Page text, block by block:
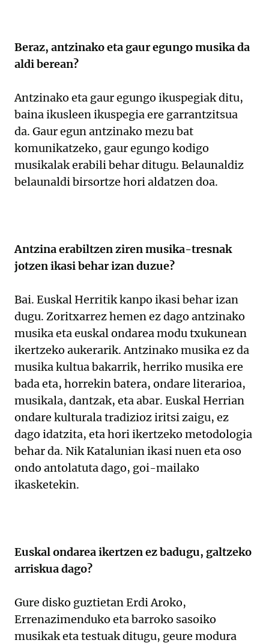
Beraz, antzinako eta gaur egungo musika da
aldi berean?
Antzinako eta gaur egungo ikuspegiak ditu,
baina ikusleen ikuspegia ere garrantzitsua
da. Gaur egun antzinako mezu bat
komunikatzeko, gaur egungo kodigo
musikalak erabili behar ditugu. Belaunaldiz
belaunaldi birsortze hori aldatzen doa.
Antzina erabiltzen ziren musika-tresnak
jotzen ikasi behar izan duzue?
Bai. Euskal Herritik kanpo ikasi behar izan
dugu. Zoritxarrez hemen ez dago antzinako
musika eta euskal ondarea modu txukunean
ikertzeko aukerarik. Antzinako musika ez da
musika kultua bakarrik, herriko musika ere
bada eta, horrekin batera, ondare literarioa,
musikala, dantzak, eta abar. Euskal Herrian
ondare kulturala tradizioz iritsi zaigu, ez
dago idatzita, eta hori ikertzeko metodologia
behar da. Nik Katalunian ikasi nuen eta oso
ondo antolatuta dago, goi-mailako
ikasketekin.
Euskal ondarea ikertzen ez badugu, galtzeko
arriskua dago?
Gure disko guztietan Erdi Aroko,
Errenazimenduko eta barroko sasoiko
musikak eta testuak ditugu, geure modura